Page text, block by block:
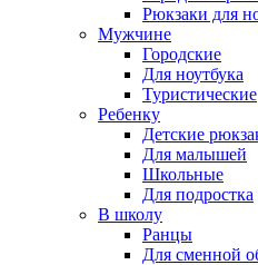
Рюкзаки для
Мужчине
Городские
Для ноутбука
Туристические
Ребенку
Детские
Для малышей
Школьные
Для подростка
В школу
Ранцы
Для сменной